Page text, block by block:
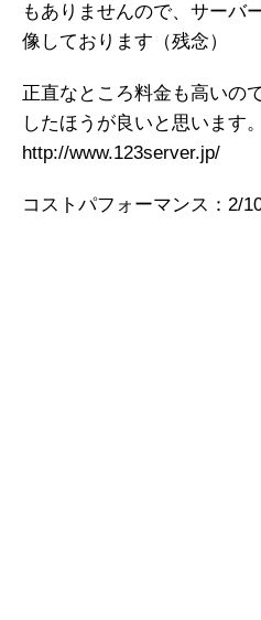
もありませんので、サーバ
像しております（残念）
正直なところ料金も高いの
したほうが良いと思います。
http://www.123server.jp/
コストパフォーマンス：2/